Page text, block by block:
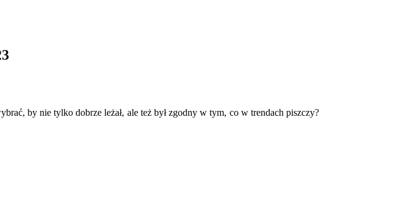
by nie tylko dobrze leżał, ale też był zgodny w tym, co w trendach piszczy?